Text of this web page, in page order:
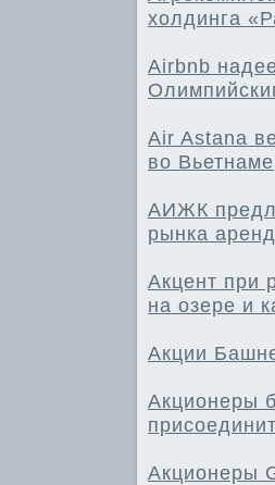
холдинга
Airbnb
Air Astana
во Вьетнаме
АИЖК
рынка
Акцент при
на озере и
Акции
Акционеры
Акционеры